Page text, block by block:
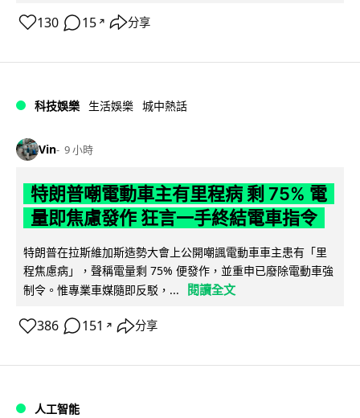
130 15 ↗ 分享
科技娛樂 生活娛樂 城中熱話
Vin 9 小時
特朗普嘲電動車主有里程病 剩 75% 電
量即焦慮發作 狂言一手終結電車指令
特朗普在拉斯維加斯造勢大會上公開嘲諷電動車車主患有「里
程焦慮病」，聲稱電量剩 75% 便發作，並重申已廢除電動車強
制令。惟專業車媒隨即反駁，...
閱讀全文
386 151 ↗ 分享
人工智能